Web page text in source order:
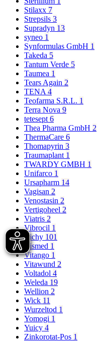
Stilaxx 7
Strepsils 3
Supradyn 13
syneo 1
Synformulas GmbH 1
Takeda 5
Tantum Verde 5
Taumea 1
Tears Again 2
TENA4
Teofarma S.R.L. 1
Terra Nova 9
tetesept6
Thea Pharma GmbH 2
ThermaCare 6
Thomapyrin 3
Traumaplant 1
TWARDY GMBH 1
Unifarco 1
Ursapharm 14
Vagisan 2
Venostasin 2
Vertigoheel 2
Viatris 2
Vibrocil 1
Vichy 101
Vismed 1
Vitango 1
Vitawund 2
Voltadol 4
Weleda 19
Wellion 2
Wick 11
Wurzeltod 1
Yomogi 1
Yuicy 4
Zinkorotat-Pos 1